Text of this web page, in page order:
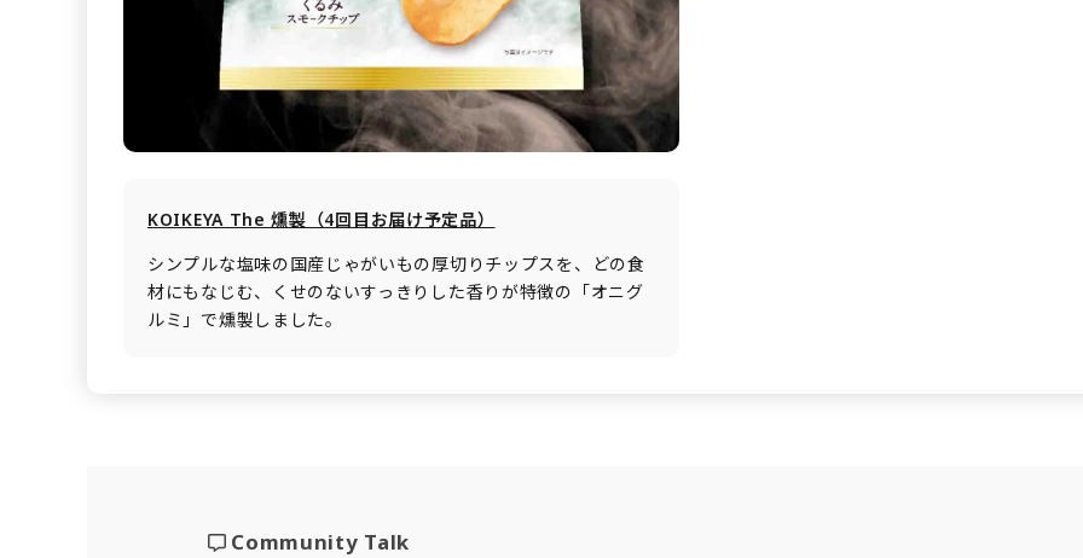
KOIKEYA The 燻製（4回目お届け予定品）
シンプルな塩味の国産じゃがいもの厚切りチップスを、どの食
材にもなじむ、くせのないすっきりした香りが特徴の「オニグ
ルミ」で燻製しました。
Community Talk